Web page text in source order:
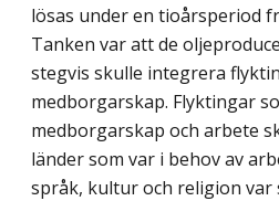
lösas under en tioårsperiod
Tanken var att de
stegvis skulle integrera
medborgarskap. Flyktingar
medborgarskap och arbete
länder som var i behov av
språk, kultur och religion var